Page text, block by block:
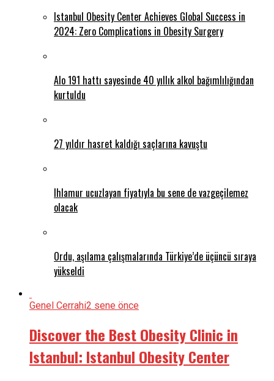
Istanbul Obesity Center Achieves Global Success in
2024: Zero Complications in Obesity Surgery
Alo 191 hattı sayesinde 40 yıllık alkol bağımlılığından
kurtuldu
27 yıldır hasret kaldığı saçlarına kavuştu
Ihlamur ucuzlayan fiyatıyla bu sene de vazgeçilemez
olacak
Ordu, aşılama çalışmalarında Türkiye’de üçüncü sıraya
yükseldi
Genel Cerrahi2 sene önce
Discover the Best Obesity Clinic in
Istanbul: Istanbul Obesity Center